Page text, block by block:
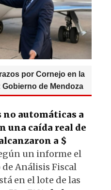
k
por Cornejo en la
de Mendoza
automáticas a
una caída real de
a $
un informe el
Análisis Fiscal
en el lote de las